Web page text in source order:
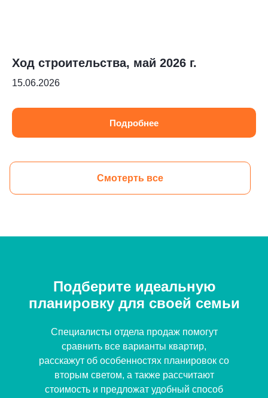
Ход строительства, май 2026 г.
15.06.2026
Подробнее
Смотерть все
Подберите идеальную
планировку для своей семьи
Менеджер отдела продаж
Специалисты отдела продаж помогут
сравнить все варианты квартир,
расскажут об особенностях планировок со
вторым светом, а также рассчитают
стоимость и предложат удобный способ